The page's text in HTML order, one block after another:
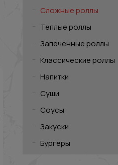
Сложные роллы
Теплые роллы
Запеченные роллы
Классические роллы
Напитки
Суши
Соусы
Закуски
Бургеры